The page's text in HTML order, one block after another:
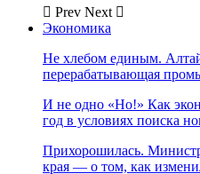
Prev Next
Экономика
Не хлебом единым.
перерабатывающая
И не одно «Но!» Как
год в условиях поиска
Прихорошилась.
края — о том, как